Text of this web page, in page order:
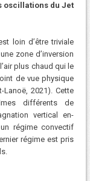
oscillations du Jet
loin d’être triviale
zone d’inversion
plus chaud qui le
de vue physique
2021). Cette
différents de
vertical en-
régime convectif
régime est pris